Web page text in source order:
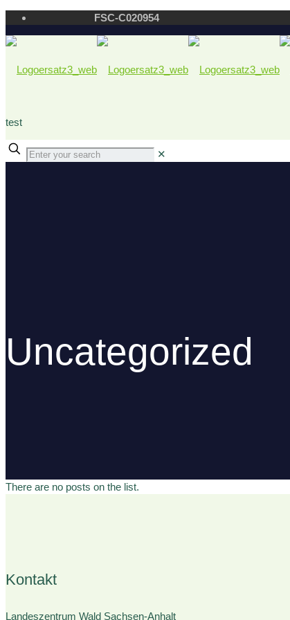
FSC-C020954
test
✕
Uncategorized
There are no posts on the list.
Kontakt
Landeszentrum Wald Sachsen-Anhalt